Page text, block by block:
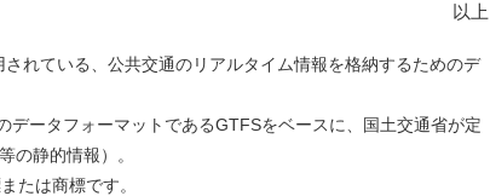
以上
れている、公共交通のリアルタイム情報を格納するためのデ
データフォーマットであるGTFSをベースに、国土交通省が定
の静的情報）。
たは商標です。